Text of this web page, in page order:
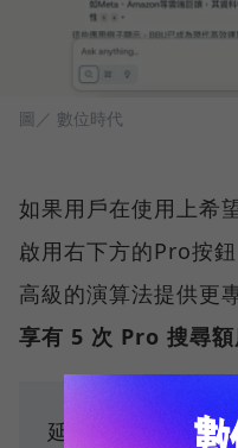
圖／ 數位時代
如果用戶在使用上希
啟用右下方的Pro按
高級的演算法提供更
享有 5 次 Pro 搜尋額
延伸閱讀： Deep